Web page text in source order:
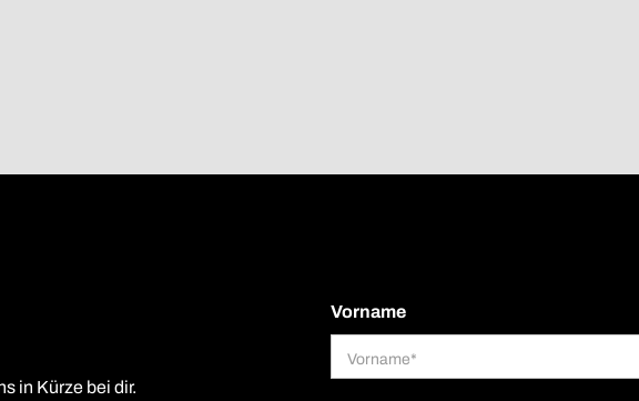
in Kürze bei dir.
Vorname